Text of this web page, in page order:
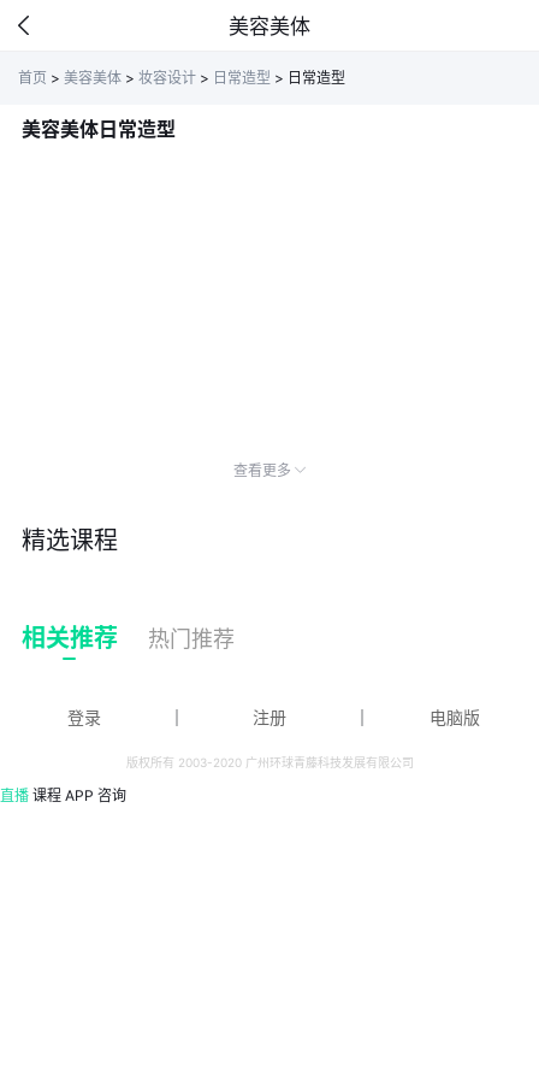
美容美体
首页 > 美容美体 > 妆容设计 > 日常造型 > 日常造型
美容美体日常造型
查看更多
精选课程
相关推荐 热门推荐
登录 注册 电脑版
版权所有 2003-2020 广州环球青藤科技发展有限公司
直播 课程 APP 咨询